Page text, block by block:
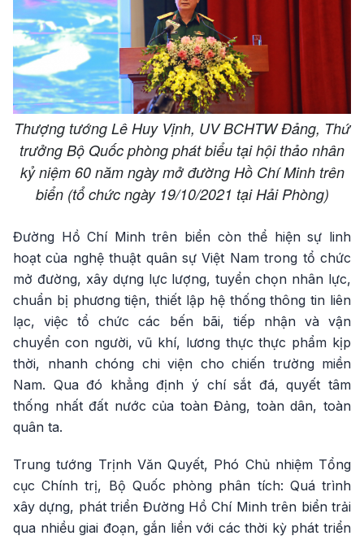
Thượng tướng Lê Huy Vịnh, UV BCHTW Đảng, Thứ
trưởng Bộ Quốc phòng phát biểu tại hội thảo nhân
kỷ niệm 60 năm ngày mở đường Hồ Chí Minh trên
biển (tổ chức ngày 19/10/2021 tại Hải Phòng)
Đường Hồ Chí Minh trên biển còn thể hiện sự linh
hoạt của nghệ thuật quân sự Việt Nam trong tổ chức
mở đường, xây dựng lực lượng, tuyển chọn nhân lực,
chuẩn bị phương tiện, thiết lập hệ thống thông tin liên
lạc, việc tổ chức các bến bãi, tiếp nhận và vận
chuyển con người, vũ khí, lương thực thực phẩm kịp
thời, nhanh chóng chi viện cho chiến trường miền
Nam. Qua đó khẳng định ý chí sắt đá, quyết tâm
thống nhất đất nước của toàn Đảng, toàn dân, toàn
quân ta.
Trung tướng Trịnh Văn Quyết, Phó Chủ nhiệm Tổng
cục Chính trị, Bộ Quốc phòng phân tích: Quá trình
xây dựng, phát triển Đường Hồ Chí Minh trên biển trải
qua nhiều giai đoạn, gắn liền với các thời kỳ phát triển